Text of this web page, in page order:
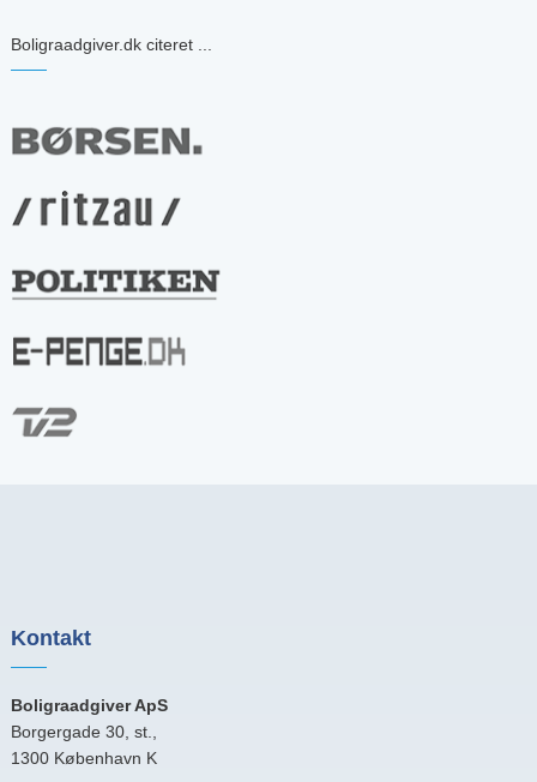
Boligraadgiver.dk citeret ...
Kontakt
Boligraadgiver ApS
Borgergade 30, st.,
1300 København K